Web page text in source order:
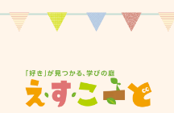
お知らせ
news
えす